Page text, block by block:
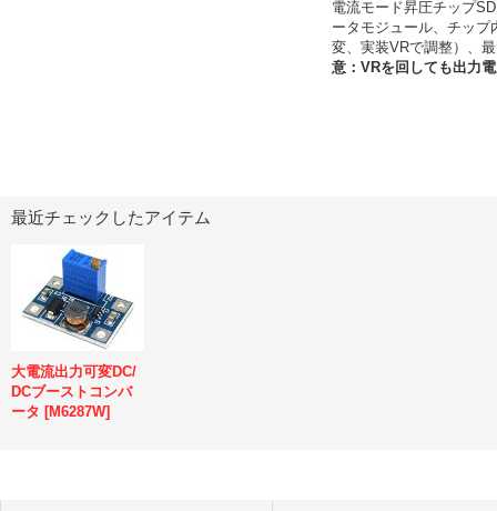
電流モード昇圧チップ
ータモジュール、チッ
変、実装VRで調整）、
意：VRを回しても出力
最近チェックしたアイテム
大電流出力可変DC/
DCブーストコンバ
ータ [M6287W]